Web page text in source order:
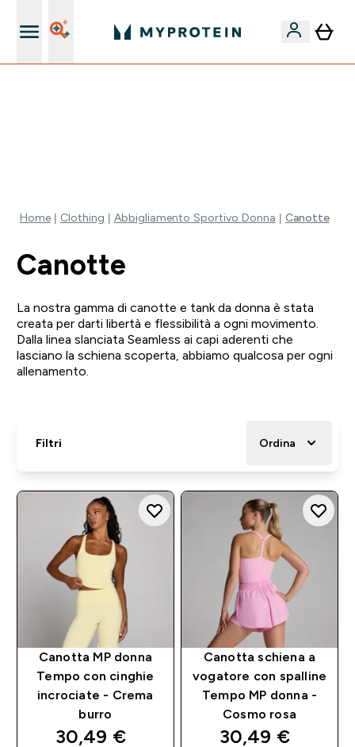
Home Clothing Abbigliamento Sportivo Donna Canotte
Canotte
La nostra gamma di canotte e tank da donna è stata
creata per darti libertà e flessibilità a ogni movimento.
Dalla linea slanciata Seamless ai capi aderenti che
lasciano la schiena scoperta, abbiamo qualcosa per ogni
allenamento.
Filtri Ordina
Canotta MP donna
Tempo con cinghie
incrociate - Crema
burro
discounted price
30,49 €‎
Canotta schiena a
vogatore con spalline
Tempo MP donna -
Cosmo rosa
discounted
30,49 €‎